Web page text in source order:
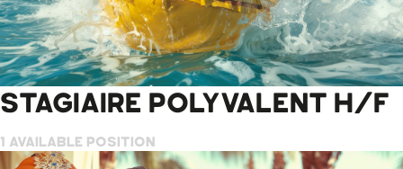
STAGIAIRE POLYVALENT H/F
1 AVAILABLE POSITION